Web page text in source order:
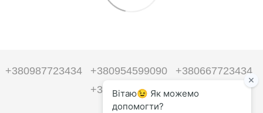
+380987723434 +380954599090
+380667723434
+380954599090
Контакты